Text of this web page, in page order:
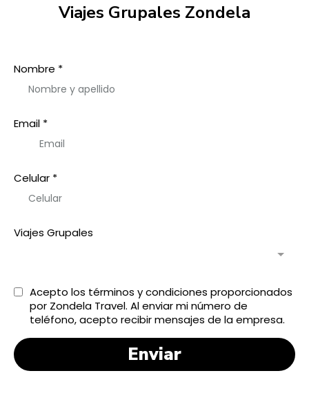
Viajes Grupales Zondela
Nombre *
Email *
Celular *
Viajes Grupales
Acepto los términos y condiciones proporcionados
por Zondela Travel. Al enviar mi número de
teléfono, acepto recibir mensajes de la empresa.
Enviar